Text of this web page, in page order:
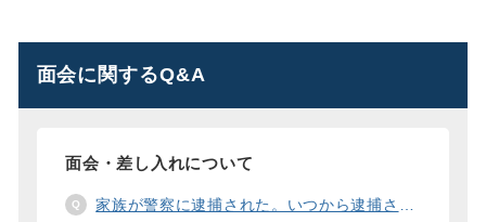
面会に関するQ&A
面会・差し入れについて
家族が警察に逮捕された。いつから逮捕された家族と面会することができますか？